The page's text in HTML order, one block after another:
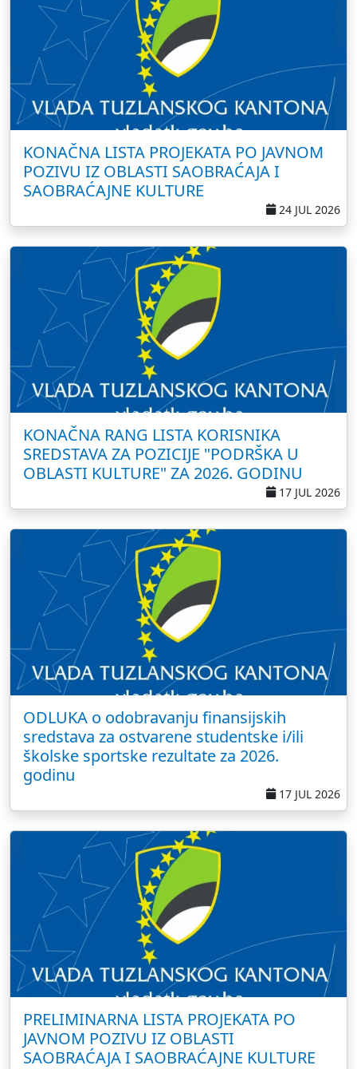
KONAČNA LISTA PROJEKATA PO JAVNOM
POZIVU IZ OBLASTI SAOBRAĆAJA I
SAOBRAĆAJNE KULTURE
24 JUL 2026
KONAČNA RANG LISTA KORISNIKA
SREDSTAVA ZA POZICIJE "PODRŠKA U
OBLASTI KULTURE" ZA 2026. GODINU
17 JUL 2026
ODLUKA o odobravanju finansijskih
sredstava za ostvarene studentske i/ili
školske sportske rezultate za 2026.
godinu
17 JUL 2026
PRELIMINARNA LISTA PROJEKATA PO
JAVNOM POZIVU IZ OBLASTI
SAOBRAĆAJA I SAOBRAĆAJNE KULTURE